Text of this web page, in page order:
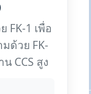
FK-1 เพื่อ
ด้วย FK-
CCS สูง